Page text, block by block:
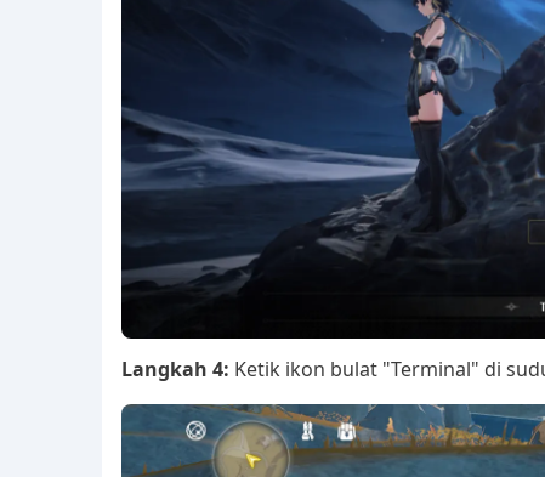
Langkah 4: Ketik ikon bulat "Terminal" di